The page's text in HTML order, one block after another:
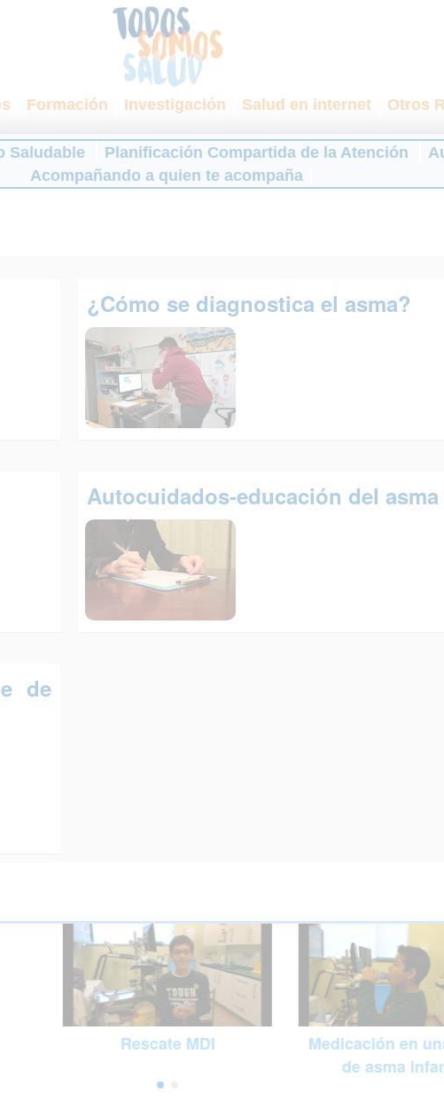
Formación Investigación Salud en internet Otros
Saludable Planificación Compartida de la Atención
Acompañando a quien te acompaña
¿Cómo se diagnostica el asma?
Autocuidados-educación del asma
de
Rescate MDI
Medicación en
de asma